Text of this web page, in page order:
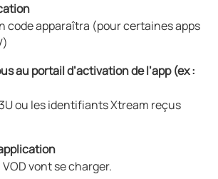
code apparaîtra (pour certaines apps
au portail d’activation de l’app (ex :
ou les identifiants Xtream reçus
vont se charger.